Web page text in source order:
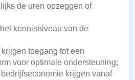
de uren opzeggen of
kennisniveau van de
toegang tot een
voor optimale ondersteuning;
krijgen vanaf